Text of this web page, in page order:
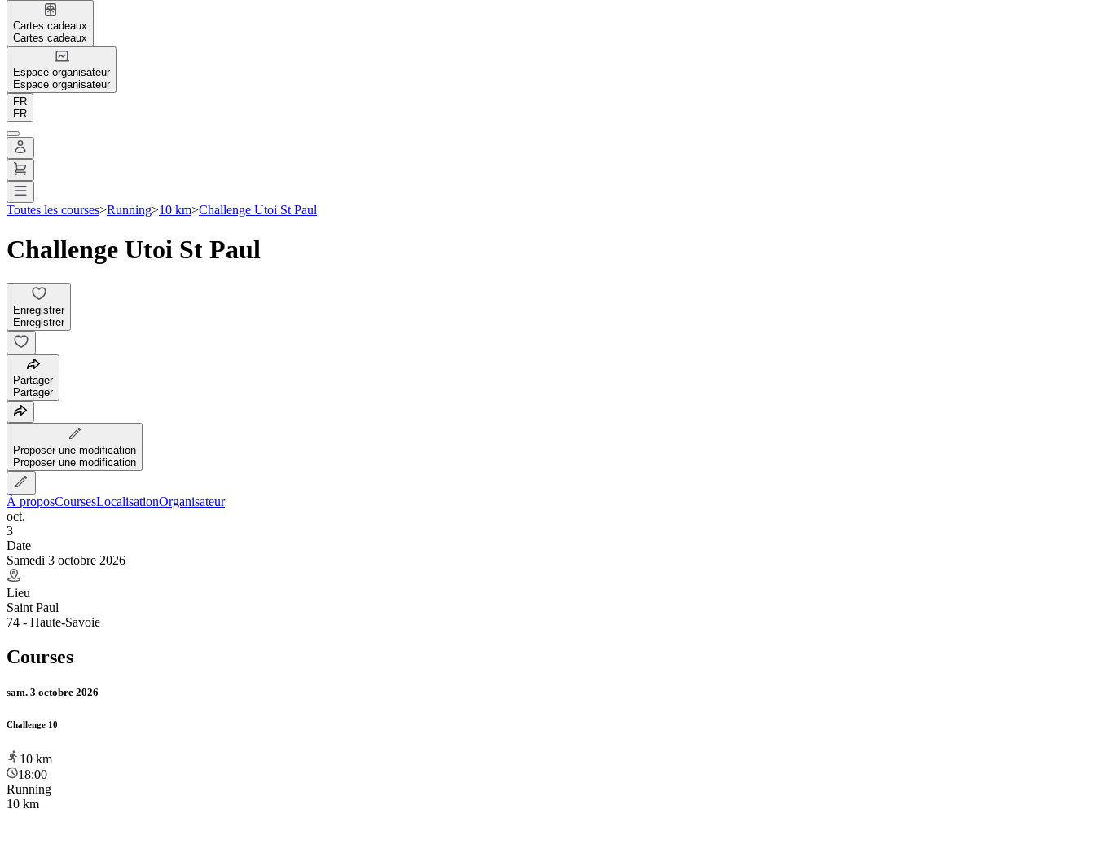
Cartes cadeaux
Cartes cadeaux
Espace organisateur
Espace organisateur
FR
FR
Toutes les courses>Running>10 km>Challenge Utoi St Paul
Challenge Utoi St Paul
Enregistrer
Enregistrer
Partager
Partager
Proposer une modification
Proposer une modification
À proposCoursesLocalisationOrganisateur
oct.
3
Date
Samedi 3 octobre 2026
Lieu
Saint Paul
74 - Haute-Savoie
Courses
sam. 3 octobre 2026
Challenge 10
10 km
18:00
Running
10 km